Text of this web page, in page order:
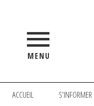
MENU
ACCUEIL S’INFORMER